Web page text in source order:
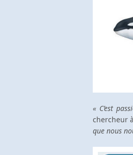
« C’est
chercheur
que nous